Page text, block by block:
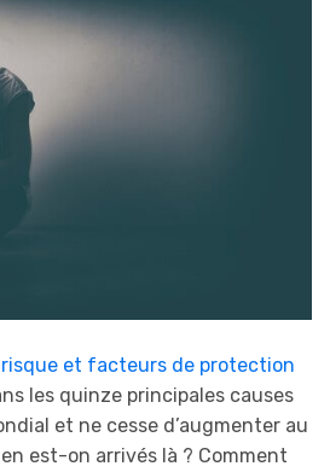
et facteurs de protection
les quinze principales causes
et ne cesse d’augmenter au
est-on arrivés là ? Comment